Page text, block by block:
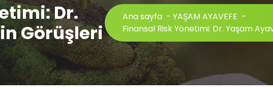
Dr.
Görüşleri
Ana sayfa - YAŞAM AYAVEFE -
Finansal Risk Yönetimi: Dr. Yaşam